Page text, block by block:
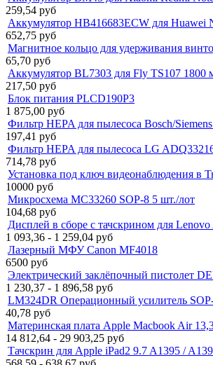
259,54 руб
Аккумулятор HB416683ECW для Huawei
652,75 руб
Магнитное кольцо для удерживания
65,70 руб
Аккумулятор BL7303 для Fly TS107 1800
217,50 руб
Блок питания PLCD190P3
1 875,00 руб
Фильтр HEPA для пылесоса Bosch/
197,41 руб
Фильтр HEPA для пылесоса LG
714,78 руб
Установка под ключ видеонаблюдения в
10000 руб
Микросхема MC33260 SOP-8 5 шт./лот
104,68 руб
Дисплей в сборе с тачскрином для
1 093,36 - 1 259,04 руб
Лазерный МФУ Canon MF4018
6500 руб
Электрический заклёпочный пистолет
1 230,37 - 1 896,58 руб
LM324DR Операционный усилитель
40,78 руб
Материнская плата Apple Macbook Air
14 812,64 - 29 903,25 руб
Тачскрин для Apple iPad2 9.7 A1395 /